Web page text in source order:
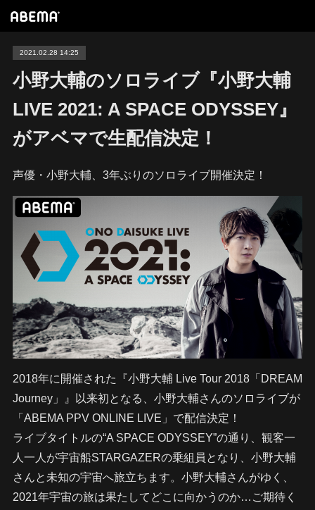
2021.02.28 14:25
小野大輔のソロライブ『小野大輔
LIVE 2021: A SPACE ODYSSEY』
がアベマで生配信決定！
声優・小野大輔、3年ぶりのソロライブ開催決定！
2018年に開催された『小野大輔 Live Tour 2018「DREAM
Journey」』以来初となる、小野大輔さんのソロライブが
「ABEMA PPV ONLINE LIVE」で配信決定！
ライブタイトルの“A SPACE ODYSSEY”の通り、観客一
人一人が宇宙船STARGAZERの乗組員となり、小野大輔
さんと未知の宇宙へ旅立ちます。小野大輔さんがゆく、
2021年宇宙の旅は果たしてどこに向かうのか…ご期待く